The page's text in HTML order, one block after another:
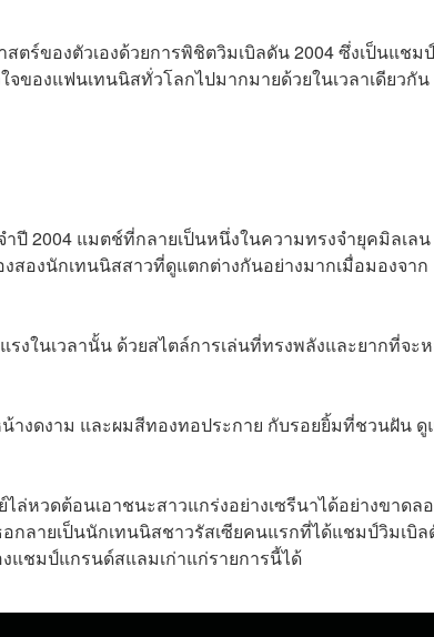
สตร์ของตัวเองด้วยการพิชิตวิมเบิลดัน 2004 ซึ่งเป็นแชม
ของแฟนเทนนิสทั่วโลกไปมากมายด้วยในเวลาเดียวกัน
ปี 2004 แมตช์ที่กลายเป็นหนึ่งในความทรงจำยุคมิลเลน
สองนักเทนนิสสาวที่ดูแตกต่างกันอย่างมากเมื่อมองจาก
รงในเวลานั้น ด้วยสไตล์การเล่นที่ทรงพลังและยากที่จะ
างดงาม และผมสีทองทอประกาย กับรอยยิ้มที่ชวนฝัน ดู
หวดต้อนเอาชนะสาวแกร่งอย่างเซรีนาได้อย่างขาดล
กลายเป็นนักเทนนิสชาวรัสเซียคนแรกที่ได้แชมป์วิมเบิ
แชมป์แกรนด์สแลมเก่าแก่รายการนี้ได้